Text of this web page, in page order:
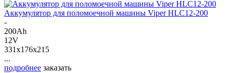
Аккумулятор для поломоечной машины Viper HLC12-200
-
200Ah
12V
331x176x215
...
подробнее заказать